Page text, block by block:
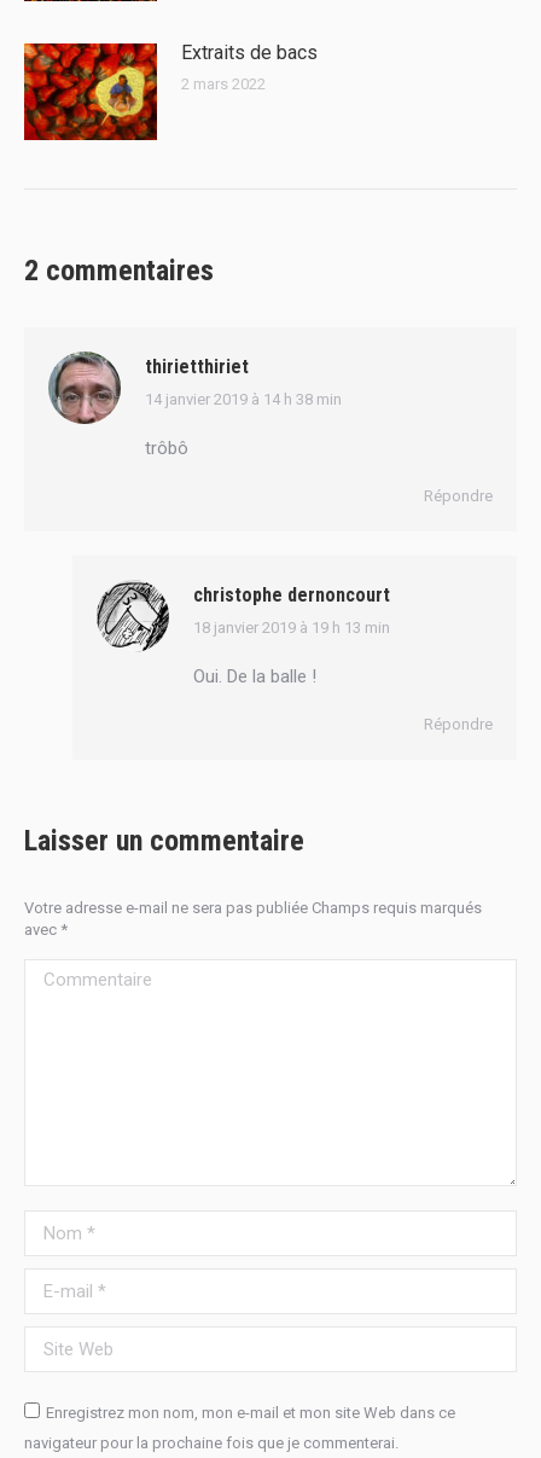
Extraits de bacs
2 mars 2022
2 commentaires
thirietthiriet
dit
14 janvier 2019 à 14 h 38 min
trôbô
Répondre
christophe dernoncourt
dit
18 janvier 2019 à 19 h 13 min
Oui. De la balle !
Répondre
Laisser un commentaire
Votre adresse e-mail ne sera pas publiée Champs requis marqués
avec *
Commentaire
Nom *
E-mail *
Site Web
Enregistrez mon nom, mon e-mail et mon site Web dans ce
navigateur pour la prochaine fois que je commenterai.